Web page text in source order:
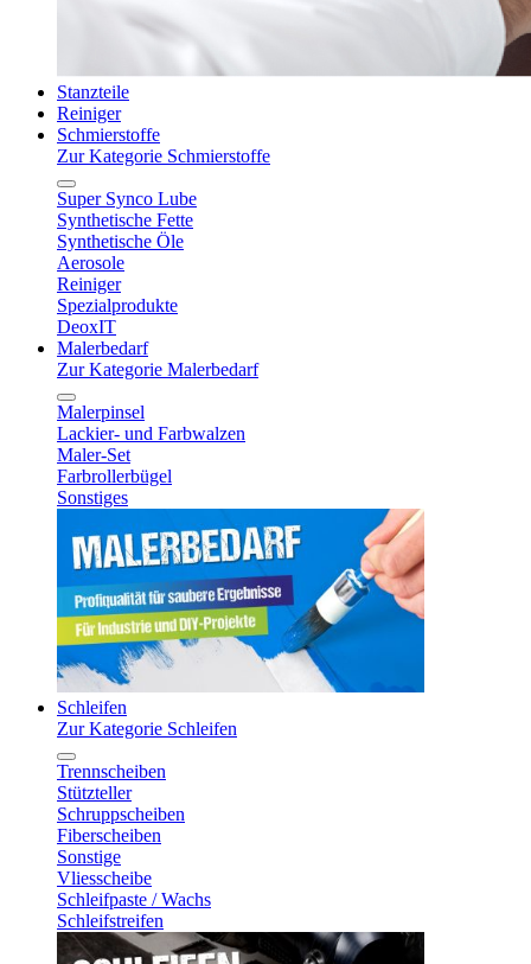
Stanzteile
Reiniger
Schmierstoffe
Zur Kategorie Schmierstoffe
Super Synco Lube
Synthetische Fette
Synthetische Öle
Aerosole
Reiniger
Spezialprodukte
DeoxIT
Malerbedarf
Zur Kategorie Malerbedarf
Malerpinsel
Lackier- und Farbwalzen
Maler-Set
Farbrollerbügel
Sonstiges
Schleifen
Zur Kategorie Schleifen
Trennscheiben
Stützteller
Schruppscheiben
Fiberscheiben
Sonstige
Vliesscheibe
Schleifpaste / Wachs
Schleifstreifen